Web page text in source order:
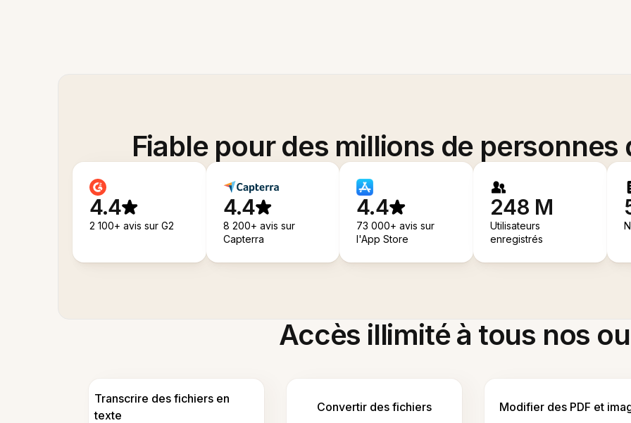
Fiable pour des millions de personnes
4.4
2 100+ avis sur G2
4.4
8 200+ avis sur
Capterra
4.4
73 000+ avis sur
l'App Store
248 M
Utilisateurs
enregistrés
Accès illimité à tous nos
Transcrire des fichiers en
texte
Convertir des fichiers Modifier des PDF et